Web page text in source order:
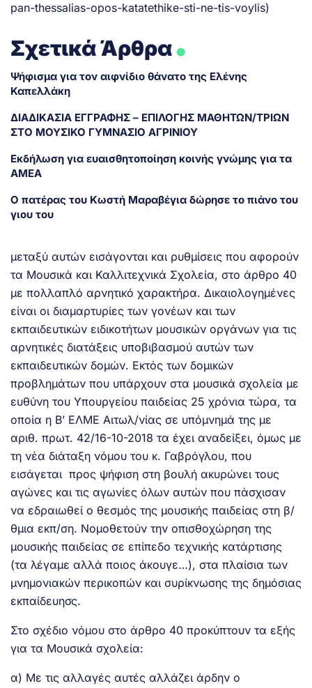
pan-thessalias-opos-katatethike-sti-ne-tis-voylis)
Σχετικά Άρθρα.
Ψήφισμα για τον αιφνίδιο θάνατο της Ελένης
Καπελλάκη
ΔΙΑΔΙΚΑΣΙΑ ΕΓΓΡΑΦΗΣ – ΕΠΙΛΟΓΗΣ ΜΑΘΗΤΩΝ/ΤΡΙΩΝ
ΣΤΟ ΜΟΥΣΙΚΟ ΓΥΜΝΑΣΙΟ ΑΓΡΙΝΙΟΥ
Εκδήλωση για ευαισθητοποίηση κοινής γνώμης για τα
ΑΜΕΑ
Ο πατέρας του Κωστή Μαραβέγια δώρησε το πιάνο του
γιου του
μεταξύ αυτών εισάγονται και ρυθμίσεις που αφορούν
τα Μουσικά και Καλλιτεχνικά Σχολεία, στο άρθρο 40
με πολλαπλό αρνητικό χαρακτήρα. Δικαιολογημένες
είναι οι διαμαρτυρίες των γονέων και των
εκπαιδευτικών ειδικοτήτων μουσικών οργάνων για τις
αρνητικές διατάξεις υποβιβασμού αυτών των
εκπαιδευτικών δομών. Εκτός των δομικών
προβλημάτων που υπάρχουν στα μουσικά σχολεία με
ευθύνη του Υπουργείου παιδείας 25 χρόνια τώρα, τα
οποία η Β’ ΕΛΜΕ Αιτωλ/νίας σε υπόμνημά της με
αριθ. πρωτ. 42/16-10-2018 τα έχει αναδείξει, όμως με
τη νέα διάταξη νόμου του κ. Γαβρόγλου, που
εισάγεται προς ψήφιση στη βουλή ακυρώνει τους
αγώνες και τις αγωνίες όλων αυτών που πάσχισαν
να εδραιωθεί ο θεσμός της μουσικής παιδείας στη β/
θμια εκπ/ση. Νομοθετούν την οπισθοχώρηση της
μουσικής παιδείας σε επίπεδο τεχνικής κατάρτισης
(τα λέγαμε αλλά ποιος άκουγε…), στα πλαίσια των
μνημονιακών περικοπών και συρίκνωσης της δημόσιας
εκπαίδευησς.
Στο σχέδιο νόμου στο άρθρο 40 προκύπτουν τα εξής
για τα Μουσικά σχολεία:
α) Με τις αλλαγές αυτές αλλάζει άρδην ο